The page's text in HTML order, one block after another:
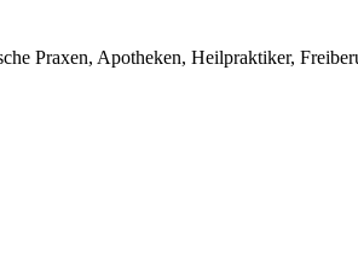
Praxen, Apotheken, Heilpraktiker,